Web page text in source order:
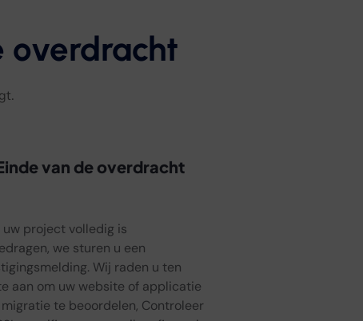
overdracht
van de overdracht
uw project volledig is
we sturen u een
Wij raden u ten
aan om uw website of applicatie
te beoordelen, Controleer